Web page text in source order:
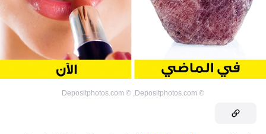
©
Depositphotos.com
,
©
Depositphotos.com